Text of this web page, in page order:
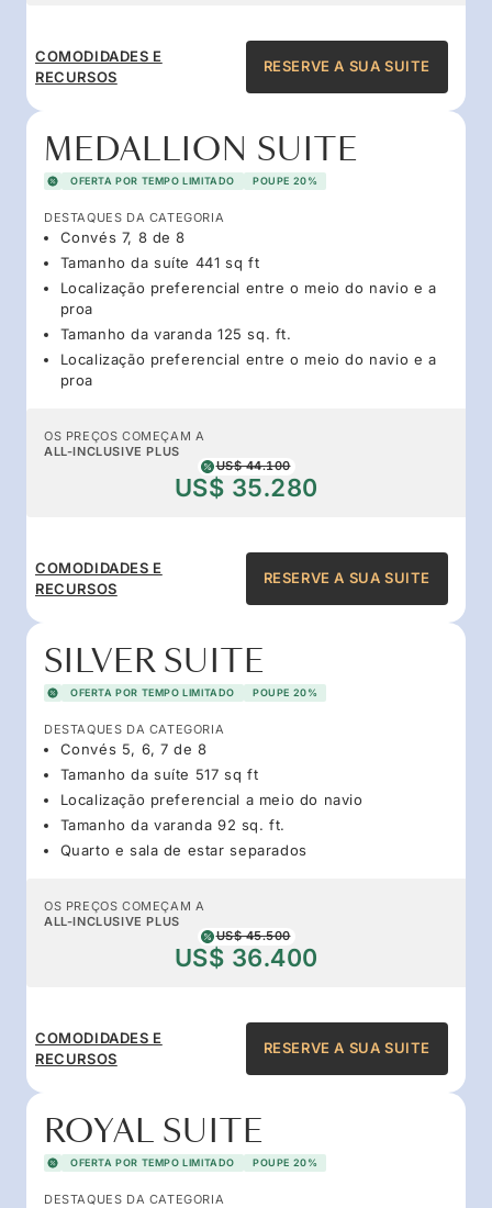
COMODIDADES E
RECURSOS
RESERVE A SUA SUITE
MEDALLION SUITE
OFERTA POR TEMPO LIMITADO POUPE 20%
DESTAQUES DA CATEGORIA
Convés 7, 8 de 8
Tamanho da suíte 441 sq ft
Localização preferencial entre o meio do navio e a
proa
Tamanho da varanda 125 sq. ft.
Localização preferencial entre o meio do navio e a
proa
OS PREÇOS COMEÇAM A
ALL-INCLUSIVE PLUS
US$ 44.100
US$ 35.280
COMODIDADES E
RECURSOS
RESERVE A SUA SUITE
SILVER SUITE
OFERTA POR TEMPO LIMITADO POUPE 20%
DESTAQUES DA CATEGORIA
Convés 5, 6, 7 de 8
Tamanho da suíte 517 sq ft
Localização preferencial a meio do navio
Tamanho da varanda 92 sq. ft.
Quarto e sala de estar separados
OS PREÇOS COMEÇAM A
ALL-INCLUSIVE PLUS
US$ 45.500
US$ 36.400
COMODIDADES E
RECURSOS
RESERVE A SUA SUITE
ROYAL SUITE
OFERTA POR TEMPO LIMITADO POUPE 20%
DESTAQUES DA CATEGORIA